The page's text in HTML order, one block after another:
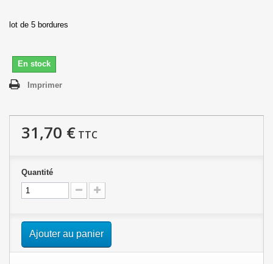
lot de 5 bordures
En stock
Imprimer
31,70 € TTC
Quantité
Ajouter au panier